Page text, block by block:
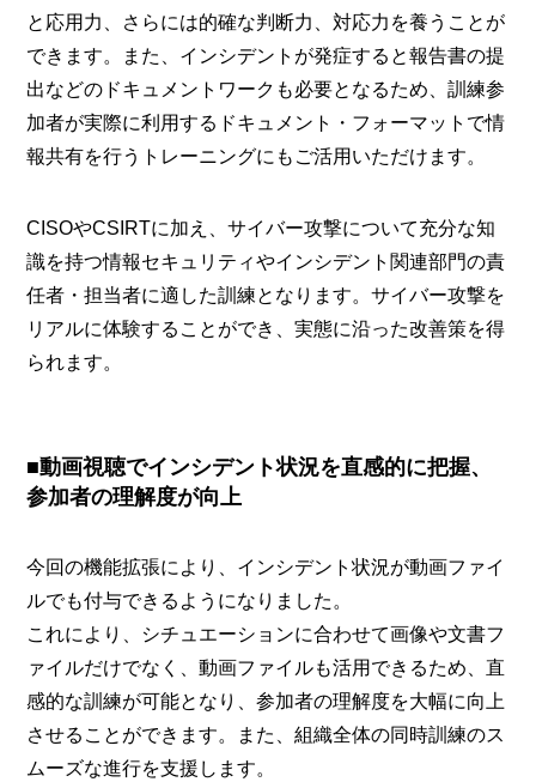
と応用力、さらには的確な判断力、対応力を養うことが
できます。また、インシデントが発症すると報告書の提
出などのドキュメントワークも必要となるため、訓練参
加者が実際に利用するドキュメント・フォーマットで情
報共有を行うトレーニングにもご活用いただけます。
CISOやCSIRTに加え、サイバー攻撃について充分な知
識を持つ情報セキュリティやインシデント関連部門の責
任者・担当者に適した訓練となります。サイバー攻撃を
リアルに体験することができ、実態に沿った改善策を得
られます。
■動画視聴でインシデント状況を直感的に把握、
参加者の理解度が向上
今回の機能拡張により、インシデント状況が動画ファイ
ルでも付与できるようになりました。
これにより、シチュエーションに合わせて画像や文書フ
ァイルだけでなく、動画ファイルも活用できるため、直
感的な訓練が可能となり、参加者の理解度を大幅に向上
させることができます。また、組織全体の同時訓練のス
ムーズな進行を支援します。